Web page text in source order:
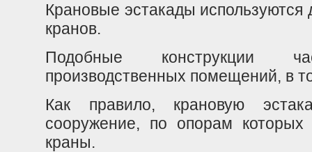
Крановые эстакады
кранов.
Подобные конструкции
производственных помещений, в
Как правило, крановую
сооружение, по опорам которых
краны.